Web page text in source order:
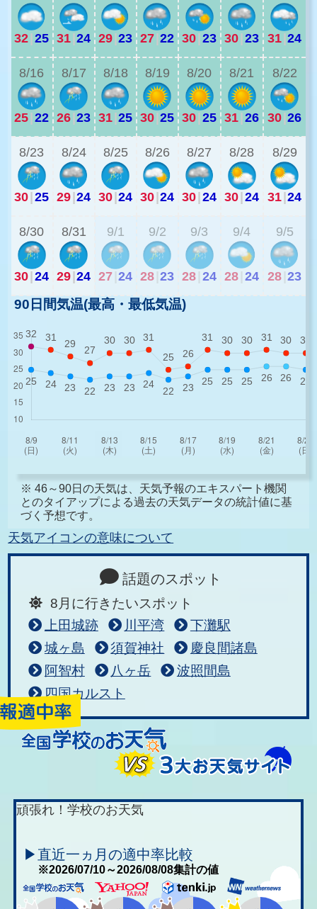
32|25 31|24 29|23 27|22 30|23 30|23 31|24
8/16
25|22
8/17
26|23
8/18
31|25
8/19
30|25
8/20
30|25
8/21
31|26
8/22
30|26
8/23
30|25
8/24
29|24
8/25
30|24
8/26
30|24
8/27
30|24
8/28
30|24
8/29
31|24
8/30
30|24
8/31
29|24
9/1
27 24
9/2
28 23
9/3
28 24
9/4
28 24
9/5
28 23
90日間気温(最高・最低気温)
※ 46～90日の天気は、天気予報のエキスパート機関
とのタイアップによる過去の天気データの統計値に基
づく予想です。
天気アイコンの意味について
話題のスポット
8月に行きたいスポット
上田城跡
川平湾
下灘駅
城ヶ島
須賀神社
慶良間諸島
阿智村
八ヶ岳
波照間島
四国カルスト
頑張れ！学校のお天気
▶直近一ヵ月の適中率比較
※2026/07/10～2026/08/08集計の値